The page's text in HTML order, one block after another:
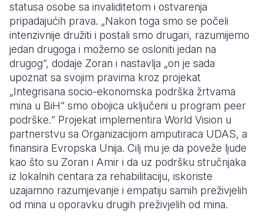
statusa osobe sa invaliditetom i ostvarenja
pripadajućih prava. „Nakon toga smo se počeli
intenzivnije družiti i postali smo drugari, razumijemo
jedan drugoga i možemo se osloniti jedan na
drugog“, dodaje Zoran i nastavlja „on je sada
upoznat sa svojim pravima kroz projekat
„Integrisana socio-ekonomska podrška žrtvama
mina u BiH“ smo obojica uključeni u program peer
podrške.“ Projekat implementira World Vision u
partnerstvu sa Organizacijom amputiraca UDAS, a
finansira Evropska Unija. Cilj mu je da poveže ljude
kao što su Zoran i Amir i da uz podršku stručnjaka
iz lokalnih centara za rehabilitaciju, iskoriste
uzajamno razumjevanje i empatiju samih preživjelih
od mina u oporavku drugih preživjelih od mina.